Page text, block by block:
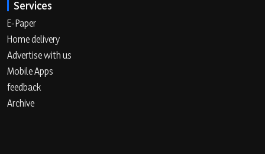
Services
E-Paper
Home delivery
Advertise with us
Mobile Apps
feedback
Archive